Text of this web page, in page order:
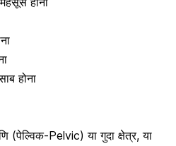
होना
(पेल्विक-Pelvic)या गुदा क्षेत्र,या